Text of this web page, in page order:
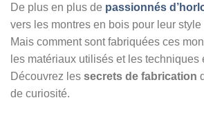
De plus en plus de passionnés
vers les montres en bois pour leur
Mais comment sont fabriquées ces
les matériaux utilisés et les techniques
Découvrez les secrets de fabrication
de curiosité.